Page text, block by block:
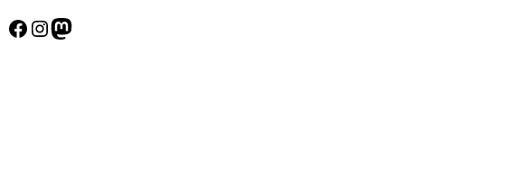
Facebook Instagram Mastodon